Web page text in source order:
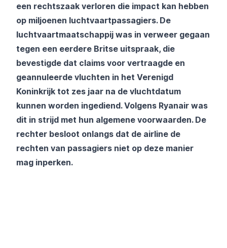
een rechtszaak verloren die impact kan hebben
op miljoenen luchtvaartpassagiers. De
luchtvaartmaatschappij was in verweer gegaan
tegen een eerdere Britse uitspraak, die
bevestigde dat claims voor vertraagde en
geannuleerde vluchten in het Verenigd
Koninkrijk tot zes jaar na de vluchtdatum
kunnen worden ingediend. Volgens Ryanair was
dit in strijd met hun algemene voorwaarden. De
rechter besloot onlangs dat de airline de
rechten van passagiers niet op deze manier
mag inperken.